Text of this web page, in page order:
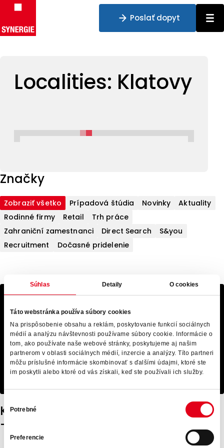
Súhlas Detaily O cookies
Táto webstránka používa súbory cookies
Na prispôsobenie obsahu a reklám, poskytovanie funkcií sociálnych
médií a analýzu návštevnosti používame súbory cookie. Informácie o
tom, ako používate naše webové stránky, poskytujeme aj našim
partnerom v oblasti sociálnych médií, inzercie a analýzy. Títo partneri
môžu príslušné informácie skombinovať s ďalšími údajmi, ktoré ste
im poskytli alebo ktoré od vás získali, keď ste používali ich služby.
súhlasu
Potrebné
Preferencie
Poslať dopyt
Localities: Klatovy
Značky
Zobraziť všetko Prípadová štúdia Novinky
Aktuality
Rodinné firmy
Retail
Trh práce
Zahraniční zamestnanci
Direct Search
S&you
Recruitment
Dočasné pridelenie
KOORDINÁTOR SERVISNÍCH ZAKÁZEK
– AUTOSERVIS